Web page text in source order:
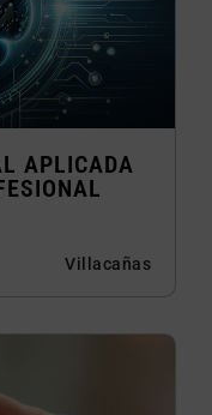
APLICADA
Villacañas